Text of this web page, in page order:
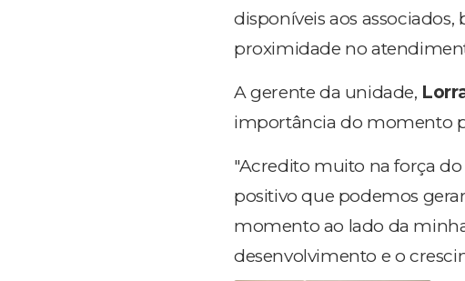
disponíveis aos
proximidade no
A gerente da unidade,
importância do momento
"Acredito muito na força
positivo que podemos
momento ao lado da
desenvolvimento e o